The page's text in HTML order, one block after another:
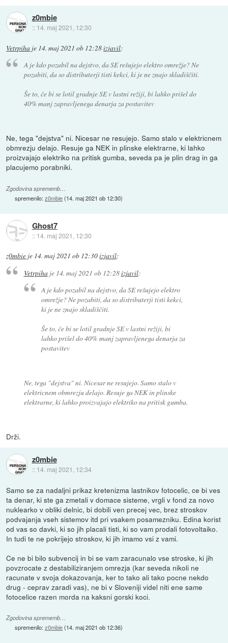
z0mbie
:: 14. maj 2021, 12:30
Vetrpiha je 14. maj 2021 ob 12:28izjavil:
A je kdo pozabil na dejstvo, da SE rešujejo elektro omrežje? Ne
pozabiti, da so distributerji tisti kekci, ki je ne znajo skladiščiti.
Še to, če bi se lotil gradnje SE v lastni režiji, bi lahko prišel do
40% manj zapravljenega denarja za postavitev
Ne, tega "dejstva" ni. Nicesar ne resujejo. Samo stalo v elektricnem
obmrezju delajo. Resuje ga NEK in plinske elektrarne, ki lahko
proizvajajo elektriko na pritisk gumba, seveda pa je plin drag in ga
placujemo porabniki.
Zgodovina sprememb…
spremenilo:z0mbie(14. maj 2021 ob 12:30)
Ghost7
:: 14. maj 2021, 12:30
z0mbie je 14. maj 2021 ob 12:30izjavil:
Vetrpihaje 14. maj 2021 ob 12:28izjavil:
A je kdo pozabil na dejstvo, da SE rešujejo elektro
omrežje? Ne pozabiti, da so distributerji tisti kekci,
ki je ne znajo skladiščiti.
Še to, če bi se lotil gradnje SE v lastni režiji, bi
lahko prišel do 40% manj zapravljenega denarja za
postavitev
Ne, tega "dejstva" ni. Nicesar ne resujejo. Samo stalo v
elektricnem obmrezju delajo. Resuje ga NEK in plinske
elektrarne, ki lahko proizvajajo elektriko na pritisk gumba.
Drži.
z0mbie
:: 14. maj 2021, 12:34
Samo se za nadaljni prikaz kretenizma lastnikov fotocelic, ce bi ves
ta denar, ki ste ga zmetali v domace sisteme, vrgli v fond za novo
nuklearko v obliki delnic, bi dobili ven precej vec, brez stroskov
podvajanja vseh sistemov itd pri vsakem posamezniku. Edina korist
od vas so davki, ki so jih placali tisti, ki so vam prodali fotovoltaiko.
In tudi te ne pokrijejo stroskov, ki jih imamo vsi z vami.
Ce ne bi bilo subvencij in bi se vam zaracunalo vse stroske, ki jih
povzrocate z destabiliziranjem omrezja (kar seveda nikoli ne
racunate v svoja dokazovanja, ker to tako ali tako pocne nekdo
drug - ceprav zaradi vas), ne bi v Sloveniji videl niti ene same
fotocelice razen morda na kaksni gorski koci.
Zgodovina sprememb…
spremenilo:z0mbie(14. maj 2021 ob 12:36)